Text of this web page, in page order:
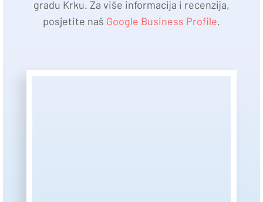
gradu Krku. Za više informacija i recenzija,
posjetite naš Google Business Profile.